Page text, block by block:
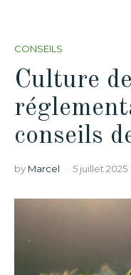
CONSEILS
Culture
conseils
by Marcel 5 juillet 2025